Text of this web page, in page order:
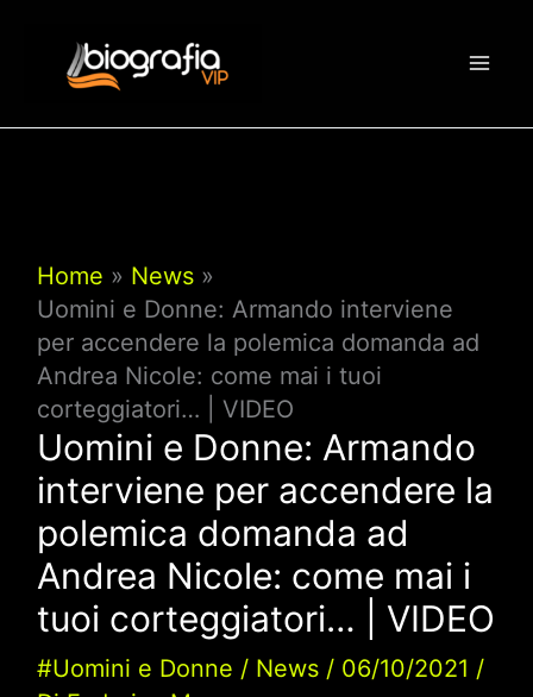
contenuto
Home
News
Uomini e Donne: Armando interviene
per accendere la polemica domanda ad
Andrea Nicole: come mai i tuoi
corteggiatori… | VIDEO
Uomini e Donne: Armando
interviene per accendere la
polemica domanda ad
Andrea Nicole: come mai i
tuoi corteggiatori… | VIDEO
#Uomini e Donne / News/ 06/10/2021 /